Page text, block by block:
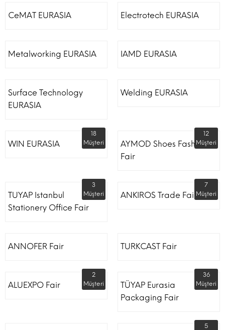
CeMAT EURASIA Electrotech EURASIA
Metalworking EURASIA IAMD EURASIA
Surface Technology
EURASIA
Welding EURASIA
WIN EURASIA
18
Müşteri
AYMOD Shoes Fashion
Fair
12
Müşteri
TUYAP Istanbul
Stationery Office Fair
3
Müşteri
ANKIROS Trade Fairs
7
Müşteri
ANNOFER Fair TURKCAST Fair
ALUEXPO Fair
2
Müşteri
TÜYAP Eurasia
Packaging Fair
36
Müşteri
5